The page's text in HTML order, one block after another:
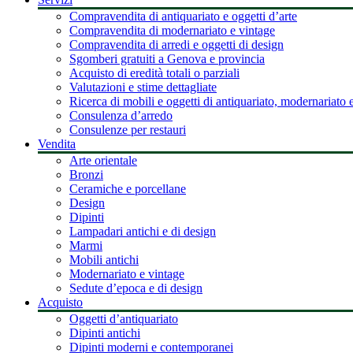
Compravendita di antiquariato e oggetti d’arte
Compravendita di modernariato e vintage
Compravendita di arredi e oggetti di design
Sgomberi gratuiti a Genova e provincia
Acquisto di eredità totali o parziali
Valutazioni e stime dettagliate
Ricerca di mobili e oggetti di antiquariato, modernariato
Consulenza d’arredo
Consulenze per restauri
Vendita
Arte orientale
Bronzi
Ceramiche e porcellane
Design
Dipinti
Lampadari antichi e di design
Marmi
Mobili antichi
Modernariato e vintage
Sedute d’epoca e di design
Acquisto
Oggetti d’antiquariato
Dipinti antichi
Dipinti moderni e contemporanei